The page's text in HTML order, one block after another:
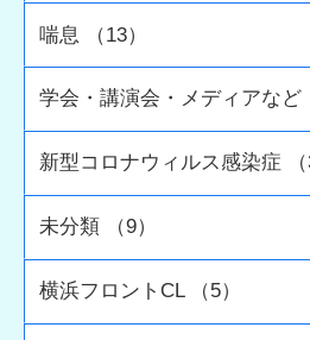
喘息 （13）
学会・講演会・メディアなど
新型コロナウィルス感染症 （
未分類 （9）
横浜フロントCL （5）